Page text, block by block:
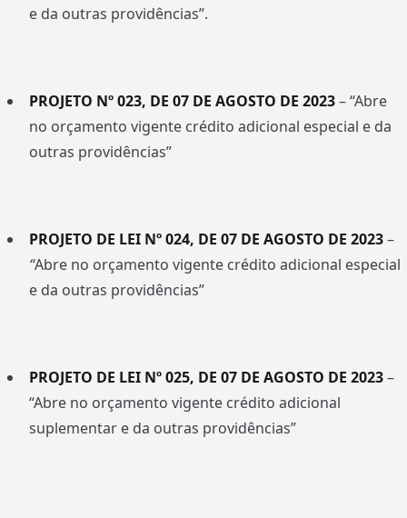
e da outras providências”.
PROJETO Nº 023, DE 07 DE AGOSTO DE 2023– “Abre
no orçamento vigente crédito adicional especial e da
outras providências”
PROJETO DE LEI Nº 024, DE 07 DE AGOSTO DE 2023–
“Abre no orçamento vigente crédito adicional especial
e da outras providências”
PROJETO DE LEI Nº 025, DE 07 DE AGOSTO DE 2023–
“Abre no orçamento vigente crédito adicional
suplementar e da outras providências”